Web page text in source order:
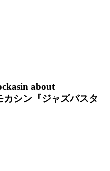
about
カシン『ジャズバスタ